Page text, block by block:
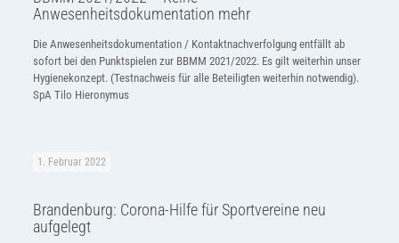
Anwesenheitsdokumentation mehr
Die Anwesenheitsdokumentation / Kontaktnachverfolgung entfällt ab
sofort bei den Punktspielen zur BBMM 2021/2022. Es gilt weiterhin unser
Hygienekonzept. (Testnachweis für alle Beteiligten weiterhin notwendig).
SpA Tilo Hieronymus
1. Februar 2022
Brandenburg: Corona-Hilfe für Sportvereine neu
aufgelegt